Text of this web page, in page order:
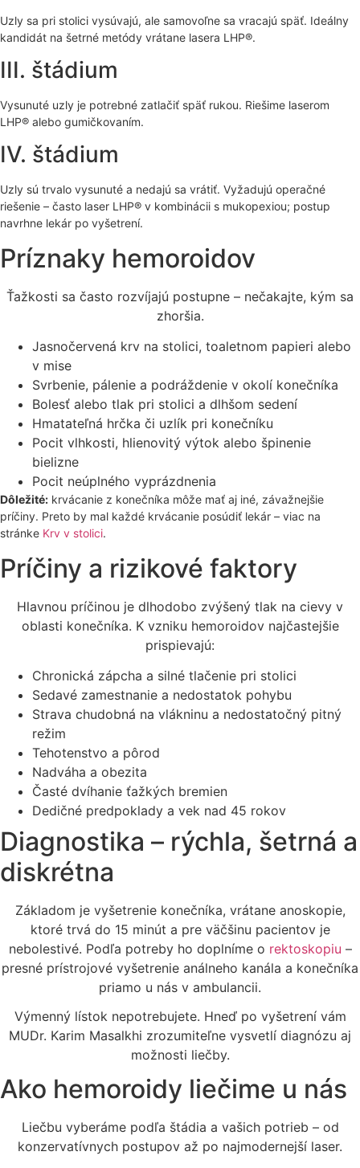
Uzly sa pri stolici vysúvajú, ale samovoľne sa vracajú späť. Ideálny
kandidát na šetrné metódy vrátane lasera LHP®.
III. štádium
Vysunuté uzly je potrebné zatlačiť späť rukou. Riešime laserom
LHP® alebo gumičkovaním.
IV. štádium
Uzly sú trvalo vysunuté a nedajú sa vrátiť. Vyžadujú operačné
riešenie – často laser LHP® v kombinácii s mukopexiou; postup
navrhne lekár po vyšetrení.
Príznaky hemoroidov
Ťažkosti sa často rozvíjajú postupne – nečakajte, kým sa
zhoršia.
Jasnočervená krv na stolici, toaletnom papieri alebo
v mise
Svrbenie, pálenie a podráždenie v okolí konečníka
Bolesť alebo tlak pri stolici a dlhšom sedení
Hmatateľná hrčka či uzlík pri konečníku
Pocit vlhkosti, hlienovitý výtok alebo špinenie
bielizne
Pocit neúplného vyprázdnenia
Dôležité: krvácanie z konečníka môže mať aj iné, závažnejšie
príčiny. Preto by mal každé krvácanie posúdiť lekár – viac na
stránke Krv v stolici.
Príčiny a rizikové faktory
Hlavnou príčinou je dlhodobo zvýšený tlak na cievy v
oblasti konečníka. K vzniku hemoroidov najčastejšie
prispievajú:
Chronická zápcha a silné tlačenie pri stolici
Sedavé zamestnanie a nedostatok pohybu
Strava chudobná na vlákninu a nedostatočný pitný
režim
Tehotenstvo a pôrod
Nadváha a obezita
Časté dvíhanie ťažkých bremien
Dedičné predpoklady a vek nad 45 rokov
Diagnostika – rýchla, šetrná a
diskrétna
Základom je vyšetrenie konečníka, vrátane anoskopie,
ktoré trvá do 15 minút a pre väčšinu pacientov je
nebolestivé. Podľa potreby ho doplníme o rektoskopiu –
presné prístrojové vyšetrenie análneho kanála a konečníka
priamo u nás v ambulancii.
Výmenný lístok nepotrebujete. Hneď po vyšetrení vám
MUDr. Karim Masalkhi zrozumiteľne vysvetlí diagnózu aj
možnosti liečby.
Ako hemoroidy liečime u nás
Liečbu vyberáme podľa štádia a vašich potrieb – od
konzervatívnych postupov až po najmodernejší laser.